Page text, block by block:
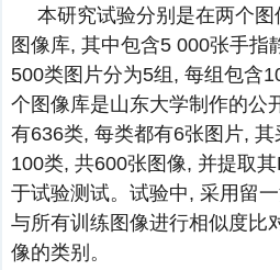
本研究试验分别是在两个
图像库, 其中包含5 000张手
500类图片分为5组, 每组包含
个图像库是山东大学制作的公
有636类, 每类都有6张图片,
100类, 共600张图像, 并提取
于试验测试。试验中, 采用留
与所有训练图像进行相似度比
像的类别。